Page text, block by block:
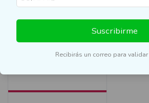
10%
Suscribirme
Recibirás un correo para